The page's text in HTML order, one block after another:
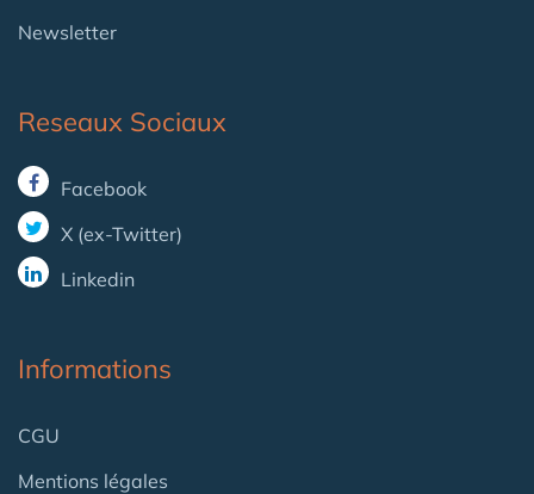
Newsletter
Reseaux Sociaux
Facebook
X (ex-Twitter)
Linkedin
Informations
CGU
Mentions légales